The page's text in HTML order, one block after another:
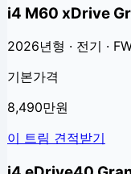
i4 M60 xDrive
2026년형 · 전기 ·
기본가격
8,490만원
이 트림 견적받기